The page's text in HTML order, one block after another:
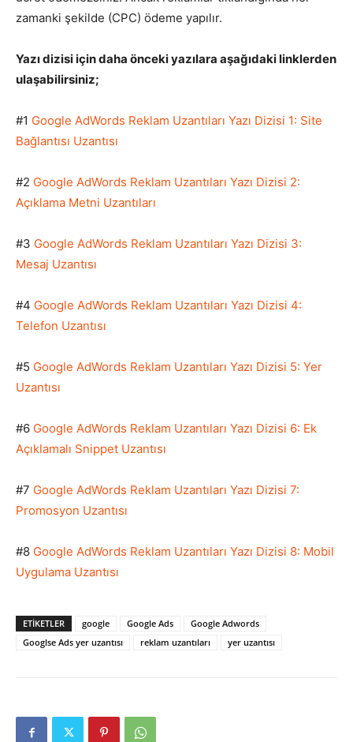
zamanki şekilde (CPC) ödeme yapılır.
Yazı dizisi için daha önceki yazılara aşağıdaki linklerden
ulaşabilirsiniz;
#1 Google AdWords Reklam Uzantıları Yazı Dizisi 1: Site
Bağlantısı Uzantısı
#2 Google AdWords Reklam Uzantıları Yazı Dizisi 2:
Açıklama Metni Uzantıları
#3 Google AdWords Reklam Uzantıları Yazı Dizisi 3:
Mesaj Uzantısı
#4 Google AdWords Reklam Uzantıları Yazı Dizisi 4:
Telefon Uzantısı
#5 Google AdWords Reklam Uzantıları Yazı Dizisi 5: Yer
Uzantısı
#6 Google AdWords Reklam Uzantıları Yazı Dizisi 6: Ek
Açıklamalı Snippet Uzantısı
#7 Google AdWords Reklam Uzantıları Yazı Dizisi 7:
Promosyon Uzantısı
#8 Google AdWords Reklam Uzantıları Yazı Dizisi 8: Mobil
Uygulama Uzantısı
ETIKETLER google Google Ads
Google Adwords
Googlse Ads yer uzantısı
reklam uzantıları yer uzantısı